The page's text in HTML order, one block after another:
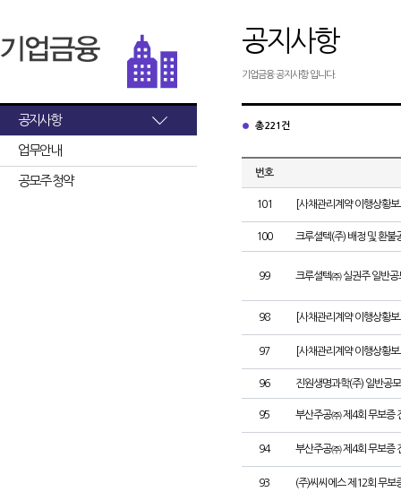
공지사항
업무안내
공모주 청약
공지사항
기업금융 공지사항 입니다.
총 221건
번호
101 [사채관리계약 이행상황
100 크루셜텍(주) 배정 및 환불
99 크루셜텍㈜ 실권주 일반공
98 [사채관리계약 이행상황
97 [사채관리계약 이행상황
96 진원생명과학(주) 일반공
95 부산주공㈜ 제4회 무보증
94 부산주공㈜ 제4회 무보증
93 (주)씨씨에스 제12회 무보